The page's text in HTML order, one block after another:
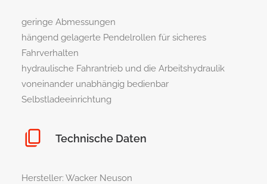
geringe Abmessungen
hängend gelagerte Pendelrollen für sicheres
Fahrverhalten
hydraulische Fahrantrieb und die Arbeitshydraulik
voneinander unabhängig bedienbar
Selbstladeeinrichtung
Technische Daten
Hersteller: Wacker Neuson